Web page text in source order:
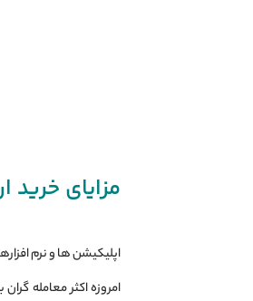
مزایای خرید
اپلیکیشن ها و نرم
امروزه اکثر معامله